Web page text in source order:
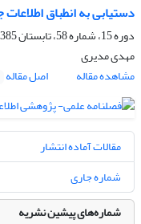
دستیابى به انطباق
دوره 15، شماره 58، تابستان 1385، صفحه
مهدی مدیری
مشاهده مقاله
اصل مقاله
مقالات آماده انتشار
شماره جاری
شماره‌های پیشین نشریه